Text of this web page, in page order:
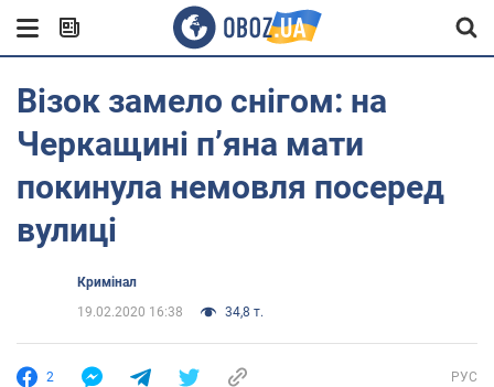
Візок замело снігом: на
Черкащині п’яна мати
покинула немовля посеред
вулиці
Кримінал
19.02.2020 16:38
34,8 т.
2 РУС